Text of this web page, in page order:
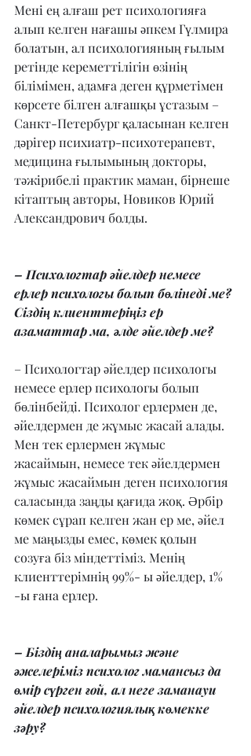
Мені ең алғаш рет психологияға
алып келген нағашы әпкем Гүлмира
болатын, ал психологияның ғылым
ретінде кереметтілігін өзінің
білімімен, адамға деген құрметімен
көрсете білген алғашқы ұстазым –
Санкт-Петербург қаласынан келген
дәрігер психиатр-психотерапевт,
медицина ғылымының докторы,
тәжірибелі практик маман, бірнеше
кітаптың авторы, Новиков Юрий
Александрович болды.
– Психологтар әйелдер немесе
ерлер психологы болып бөлінеді ме?
Сіздің клиенттеріңіз ер
азаматтар ма, әлде әйелдер ме?
– Психологтар әйелдер психологы
немесе ерлер психологы болып
бөлінбейді. Психолог ерлермен де,
әйелдермен де жұмыс жасай алады.
Мен тек ерлермен жұмыс
жасаймын, немесе тек әйелдермен
жұмыс жасаймын деген психология
саласында заңды қағида жоқ. Әрбір
көмек сұрап келген жан ер ме, әйел
ме маңызды емес, көмек қолын
созуға біз міндеттіміз. Менің
клиенттерімнің 99%- ы әйелдер, 1%
-ы ғана ерлер.
– Біздің аналарымыз және
әжелеріміз психолог мамансыз да
өмір сүрген ғой, ал неге заманауи
әйелдер психологиялық көмекке
зәру?